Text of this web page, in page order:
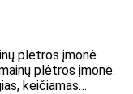
plėtros įmonė
plėtros įmonė.
keičiamas…